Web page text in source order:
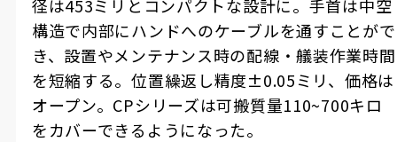
径は453ミリとコンパクトな設計に。手首は中空
構造で内部にハンドへのケーブルを通すことがで
き、設置やメンテナンス時の配線・艤装作業時間
を短縮する。位置繰返し精度±0.05ミリ、価格は
オープン。CPシリーズは可搬質量110~700キロ
をカバーできるようになった。